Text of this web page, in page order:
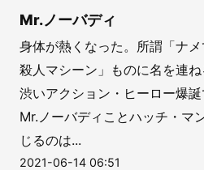
Mr.ノーバディ
身体が熱くなった。所謂「ナ
殺人マシーン」ものに名を連
渋いアクション・ヒーロー爆誕
Mr.ノーバディことハッチ・マ
じるのは...
2021-06-14 06:51